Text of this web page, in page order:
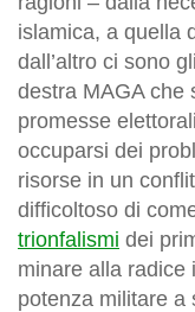
islamica, a quella
dall’altro ci sono
destra MAGA che
promesse
occuparsi dei
risorse in un
difficoltoso di
trionfalismi dei
minare alla radice
potenza militare a